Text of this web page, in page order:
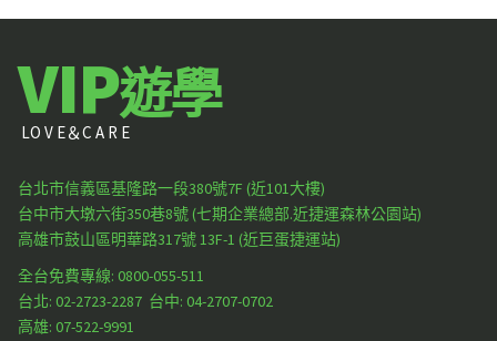
VIP遊學
LO V E＆C A R E
台北市信義區基隆路一段380號7F (近101大樓)
台中市大墩六街350巷8號 (七期企業總部.近捷運森林公園站)
高雄市鼓山區明華路317號 13F-1 (近巨蛋捷運站)
全台免費專線: 0800-055-511
台北: 02-2723-2287 台中: 04-2707-0702
高雄: 07-522-9991